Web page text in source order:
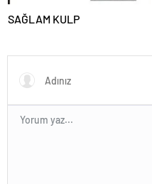
SAĞLAM KULP